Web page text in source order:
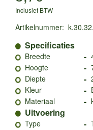
Inclusief BTW
Artikelnummer:
Specificaties
Breedte -
Hoogte
-
Diepte
-
Kleur
-
Materiaal
-
Uitvoering
Type -